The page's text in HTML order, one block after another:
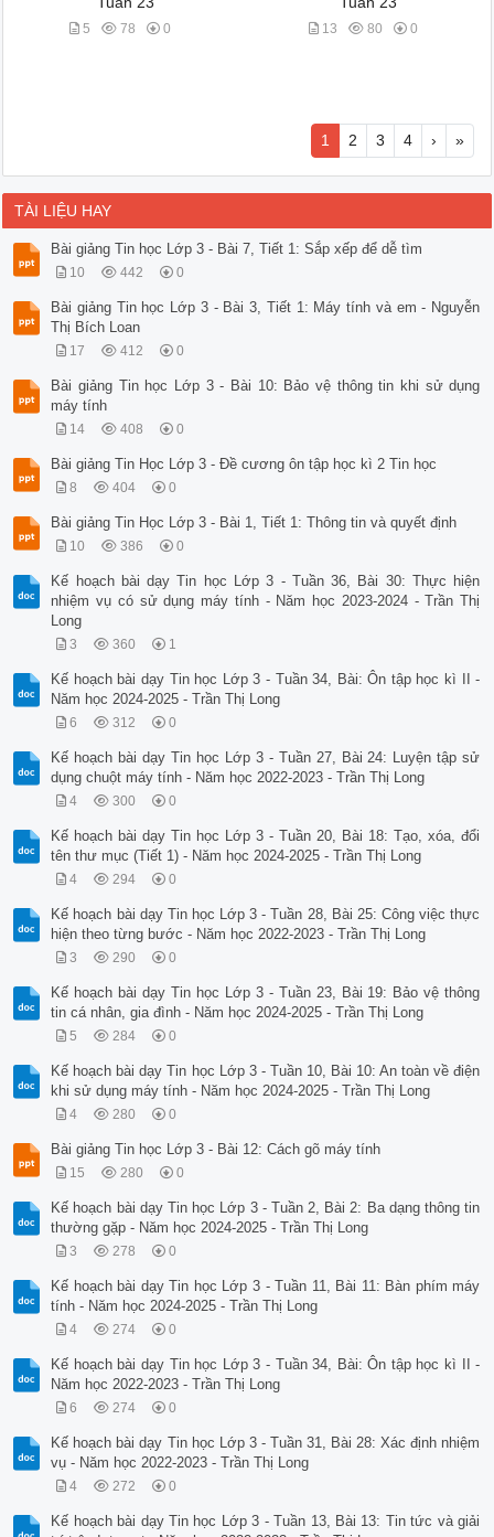
5 78 0 13 80 0
1 2 3 4 › »
TÀI LIỆU HAY
Bài giảng Tin học Lớp 3 - Bài 7, Tiết 1: Sắp xếp để dễ tìm
10 442 0
Bài giảng Tin học Lớp 3 - Bài 3, Tiết 1: Máy tính và em - Nguyễn
Thị Bích Loan
17 412 0
Bài giảng Tin học Lớp 3 - Bài 10: Bảo vệ thông tin khi sử dụng
máy tính
14 408 0
Bài giảng Tin Học Lớp 3 - Đề cương ôn tập học kì 2 Tin học
8 404 0
Bài giảng Tin Học Lớp 3 - Bài 1, Tiết 1: Thông tin và quyết định
10 386 0
Kế hoạch bài dạy Tin học Lớp 3 - Tuần 36, Bài 30: Thực hiện
nhiệm vụ có sử dụng máy tính - Năm học 2023-2024 - Trần Thị
Long
3 360 1
Kế hoạch bài dạy Tin học Lớp 3 - Tuần 34, Bài: Ôn tập học kì II -
Năm học 2024-2025 - Trần Thị Long
6 312 0
Kế hoạch bài dạy Tin học Lớp 3 - Tuần 27, Bài 24: Luyện tập sử
dụng chuột máy tính - Năm học 2022-2023 - Trần Thị Long
4 300 0
Kế hoạch bài dạy Tin học Lớp 3 - Tuần 20, Bài 18: Tạo, xóa, đổi
tên thư mục (Tiết 1) - Năm học 2024-2025 - Trần Thị Long
4 294 0
Kế hoạch bài dạy Tin học Lớp 3 - Tuần 28, Bài 25: Công việc thực
hiện theo từng bước - Năm học 2022-2023 - Trần Thị Long
3 290 0
Kế hoạch bài dạy Tin học Lớp 3 - Tuần 23, Bài 19: Bảo vệ thông
tin cá nhân, gia đình - Năm học 2024-2025 - Trần Thị Long
5 284 0
Kế hoạch bài dạy Tin học Lớp 3 - Tuần 10, Bài 10: An toàn về điện
khi sử dụng máy tính - Năm học 2024-2025 - Trần Thị Long
4 280 0
Bài giảng Tin học Lớp 3 - Bài 12: Cách gõ máy tính
15 280 0
Kế hoạch bài dạy Tin học Lớp 3 - Tuần 2, Bài 2: Ba dạng thông tin
thường gặp - Năm học 2024-2025 - Trần Thị Long
3 278 0
Kế hoạch bài dạy Tin học Lớp 3 - Tuần 11, Bài 11: Bàn phím máy
tính - Năm học 2024-2025 - Trần Thị Long
4 274 0
Kế hoạch bài dạy Tin học Lớp 3 - Tuần 34, Bài: Ôn tập học kì II -
Năm học 2022-2023 - Trần Thị Long
6 274 0
Kế hoạch bài dạy Tin học Lớp 3 - Tuần 31, Bài 28: Xác định nhiệm
vụ - Năm học 2022-2023 - Trần Thị Long
4 272 0
Kế hoạch bài dạy Tin học Lớp 3 - Tuần 13, Bài 13: Tin tức và giải